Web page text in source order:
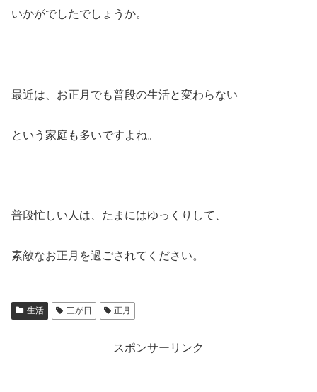
いかがでしたでしょうか。
最近は、お正月でも普段の生活と変わらない
という家庭も多いですよね。
普段忙しい人は、たまにはゆっくりして、
素敵なお正月を過ごされてください。
生活 三が日 正月
スポンサーリンク